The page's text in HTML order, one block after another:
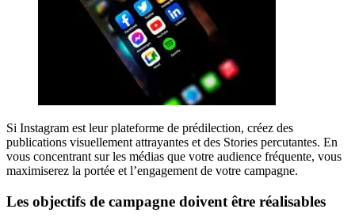
Si Instagram est leur plateforme de prédilection, créez des
publications visuellement attrayantes et des Stories percutantes. En
vous concentrant sur les médias que votre audience fréquente, vous
maximiserez la portée et l’engagement de votre campagne.
Les objectifs de campagne doivent être réalisables